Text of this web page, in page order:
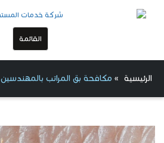
القائمة
الرئيسية » مكافحة بق المراتب بالمهندسين